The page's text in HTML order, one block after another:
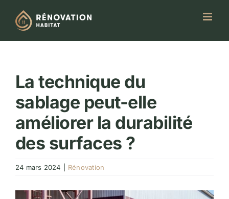
contenu
La technique du
sablage peut-elle
améliorer la durabilité
des surfaces ?
24 mars 2024 Rénovation